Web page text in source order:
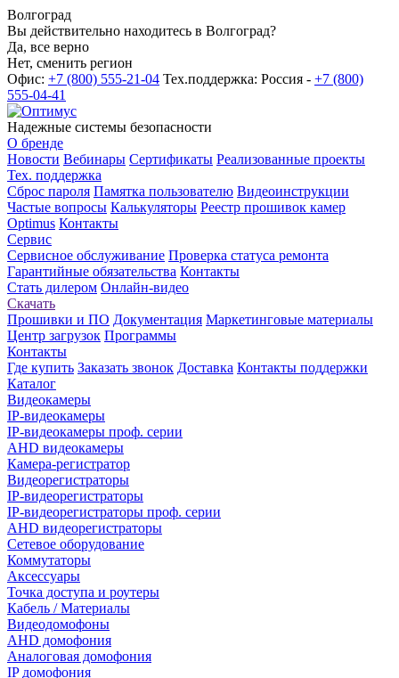
Волгоград
Вы действительно находитесь в Волгоград?
Да, все верно
Нет, сменить регион
Офис: +7 (800) 555-21-04 Тех.поддержка: Россия - +7 (800)
555-04-41
Надежные системы безопасности
О бренде
Новости Вебинары Сертификаты Реализованные проекты
Тех. поддержка
Сброс пароля Памятка пользователю Видеоинструкции
Частые вопросы Калькуляторы Реестр прошивок камер
Optimus Контакты
Сервис
Сервисное обслуживание Проверка статуса ремонта
Гарантийные обязательства Контакты
Стать дилером Онлайн-видео
Скачать
Прошивки и ПО Документация Маркетинговые материалы
Центр загрузок Программы
Контакты
Где купить Заказать звонок Доставка Контакты поддержки
Каталог
Видеокамеры
IP-видеокамеры
IP-видеокамеры проф. серии
AHD видеокамеры
Камера-регистратор
Видеорегистраторы
IP-видеорегистраторы
IP-видеорегистраторы проф. серии
AHD видеорегистраторы
Сетевое оборудование
Коммутаторы
Аксессуары
Точка доступа и роутеры
Кабель / Материалы
Видеодомофоны
AHD домофония
Аналоговая домофония
IP домофония